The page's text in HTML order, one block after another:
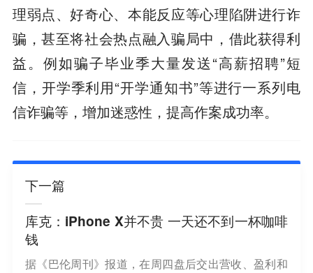
理弱点、好奇心、本能反应等心理陷阱进行诈
骗，甚至将社会热点融入骗局中，借此获得利
益。例如骗子毕业季大量发送“高薪招聘”短
信，开学季利用“开学通知书”等进行一系列电
信诈骗等，增加迷惑性，提高作案成功率。
下一篇
库克：iPhone X并不贵 一天还不到一杯咖啡
钱
据《巴伦周刊》报道，在周四盘后交出营收、盈利和